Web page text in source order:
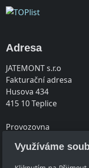
Adresa
JATEMONT s.r.o
Fakturační adresa
Husova 434
415 10 Teplice
Provozovna
415 01 Teplice
Využíváme